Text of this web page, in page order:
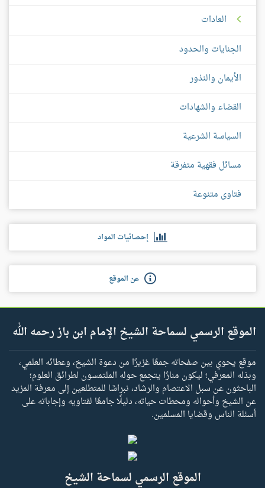
العادات
الجنايات والحدود
الأيمان والنذور
القضاء والشهادات
السياسة الشرعية
مسائل فقهية متفرقة
فتاوى متنوعة
إحصائيات المواد
عن الموقع
الموقع الرسمي لسماحة الشيخ الإمام ابن باز رحمه الله
موقع يحوي بين صفحاته جمعًا غزيرًا من دعوة الشيخ، وعطائه العلمي،
وبذله المعرفي؛ ليكون منارًا يتجمع حوله الملتمسون لطرائق العلوم؛
الباحثون عن سبل الاعتصام والرشاد، نبراسًا للمتطلعين إلى معرفة المزيد
عن الشيخ وأحواله ومحطات حياته، دليلًا جامعًا لفتاويه وإجاباته على
أسئلة الناس وقضايا المسلمين.
الموقع الرسمي لسماحة الشيخ